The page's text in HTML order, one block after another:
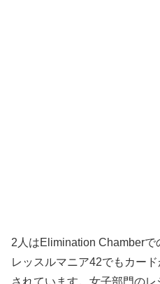
2人はElimination Chamberで
レッスルマニア42でもカー
されています。女子部門の